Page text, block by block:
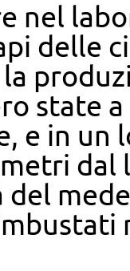
nel
delle
state
e in un
dal